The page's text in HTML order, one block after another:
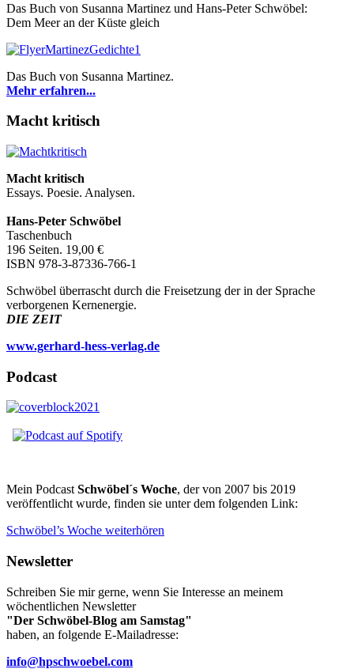
Das Buch von Susanna Martinez und Hans-Peter Schwöbel:
Dem Meer an der Küste gleich
Das Buch von Susanna Martinez.
Mehr erfahren...
Macht kritisch
Macht kritisch
Essays. Poesie. Analysen.
Hans-Peter Schwöbel
Taschenbuch
196 Seiten. 19,00 €
ISBN 978-3-87336-766-1
Schwöbel überrascht durch die Freisetzung der in der Sprache
verborgenen Kernenergie.
DIE ZEIT
www.gerhard-hess-verlag.de
Podcast
Mein PodcastSchwöbel´s Woche, der von 2007 bis 2019
veröffentlicht wurde, finden sie unter dem folgenden Link:
Schwöbel’s Woche weiterhören
Newsletter
Schreiben Sie mir gerne, wenn Sie Interesse an meinem
wöchentlichen Newsletter
"Der Schwöbel-Blog am Samstag"
haben, an folgende E-Mailadresse:
info@hpschwoebel.com